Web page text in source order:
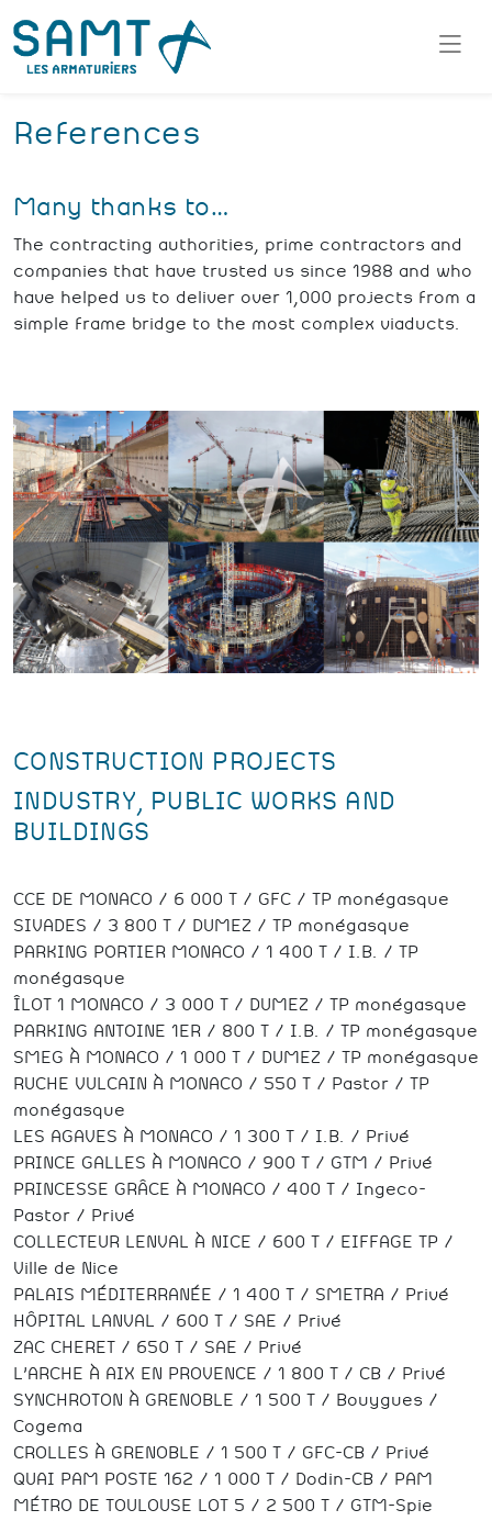
References
Many thanks to…
The contracting authorities, prime contractors and
companies that have trusted us since 1988 and who
have helped us to deliver over 1,000 projects from a
simple frame bridge to the most complex viaducts.
CONSTRUCTION PROJECTS
INDUSTRY, PUBLIC WORKS AND
BUILDINGS
CCE DE MONACO / 6 000 T / GFC / TP monégasque
SIVADES / 3 800 T / DUMEZ / TP monégasque
PARKING PORTIER MONACO / 1 400 T / I.B. / TP
monégasque
ÎLOT 1 MONACO / 3 000 T / DUMEZ / TP monégasque
PARKING ANTOINE 1ER / 800 T / I.B. / TP monégasque
SMEG À MONACO / 1 000 T / DUMEZ / TP monégasque
RUCHE VULCAIN À MONACO / 550 T / Pastor / TP
monégasque
LES AGAVES À MONACO / 1 300 T / I.B. / Privé
PRINCE GALLES À MONACO / 900 T / GTM / Privé
PRINCESSE GRÂCE À MONACO / 400 T / Ingeco-
Pastor / Privé
COLLECTEUR LENVAL À NICE / 600 T / EIFFAGE TP /
Ville de Nice
PALAIS MÉDITERRANÉE / 1 400 T / SMETRA / Privé
HÔPITAL LANVAL / 600 T / SAE / Privé
ZAC CHERET / 650 T / SAE / Privé
L’ARCHE À AIX EN PROVENCE / 1 800 T / CB / Privé
SYNCHROTON À GRENOBLE / 1 500 T / Bouygues /
Cogema
CROLLES À GRENOBLE / 1 500 T / GFC-CB / Privé
QUAI PAM POSTE 162 / 1 000 T / Dodin-CB / PAM
MÉTRO DE TOULOUSE LOT 5 / 2 500 T / GTM-Spie